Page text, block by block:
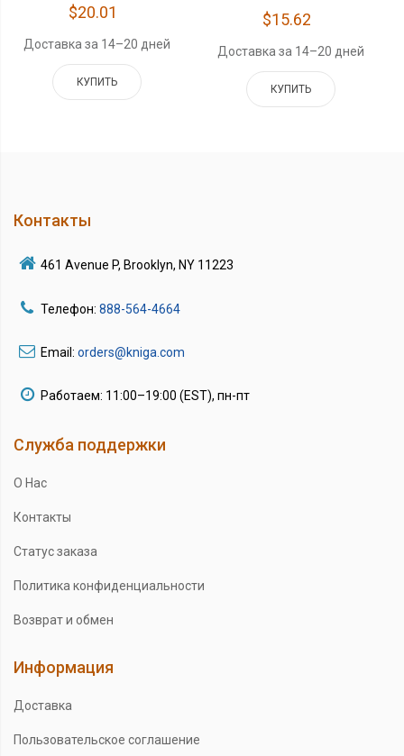
$20.01
Доставка за 14–20 дней
КУПИТЬ
$15.62
Доставка за 14–20 дней
КУПИТЬ
Контакты
461 Avenue P, Brooklyn, NY 11223
Телефон: 888-564-4664
Email: orders@kniga.com
Работаем: 11:00–19:00 (EST), пн-пт
Служба поддержки
О Нас
Контакты
Статус заказа
Политика конфиденциальности
Возврат и обмен
Информация
Доставка
Пользовательское соглашение